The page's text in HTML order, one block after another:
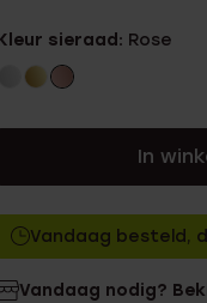
Zonder memberkorting
sieraad: Rose
In
Vandaag besteld,
Vandaag nodig?